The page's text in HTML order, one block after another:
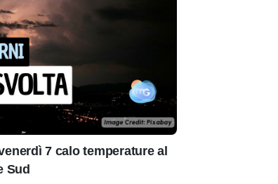
7 calo temperature al
Sud